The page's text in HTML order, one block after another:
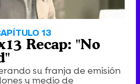
13
Recap: "No
su franja de emisión
y medio de